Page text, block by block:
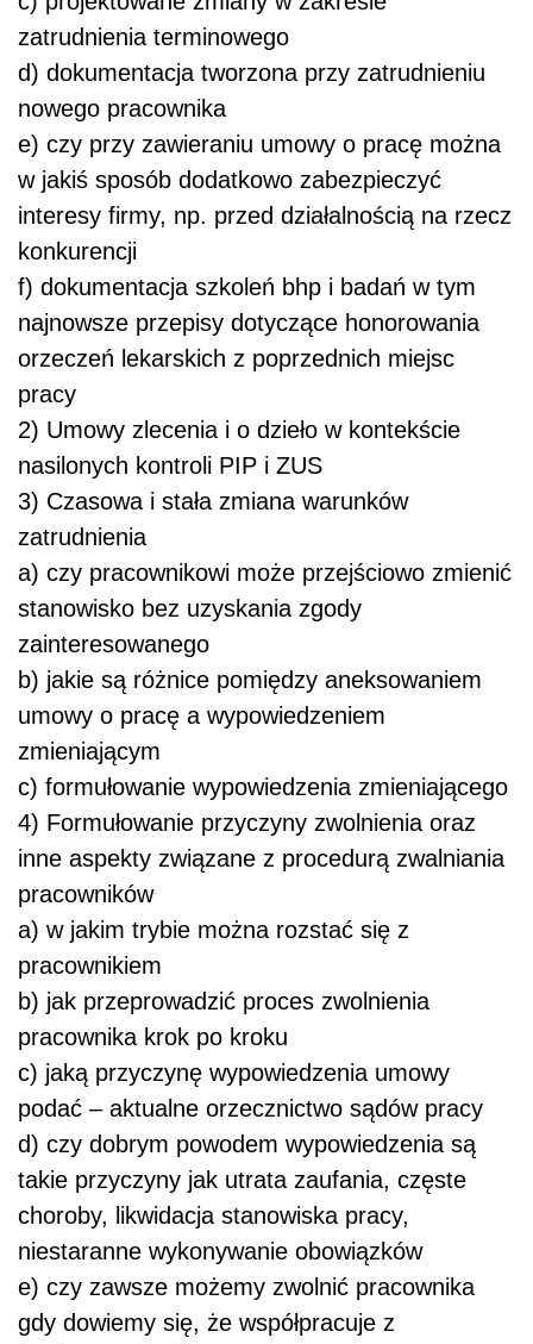
zatrudnienia terminowego
d) dokumentacja tworzona przy zatrudnieniu
nowego pracownika
e) czy przy zawieraniu umowy o pracę można
w jakiś sposób dodatkowo zabezpieczyć
interesy firmy, np. przed działalnością na rzecz
konkurencji
f) dokumentacja szkoleń bhp i badań w tym
najnowsze przepisy dotyczące honorowania
orzeczeń lekarskich z poprzednich miejsc
pracy
2) Umowy zlecenia i o dzieło w kontekście
nasilonych kontroli PIP i ZUS
3) Czasowa i stała zmiana warunków
zatrudnienia
a) czy pracownikowi może przejściowo zmienić
stanowisko bez uzyskania zgody
zainteresowanego
b) jakie są różnice pomiędzy aneksowaniem
umowy o pracę a wypowiedzeniem
zmieniającym
c) formułowanie wypowiedzenia zmieniającego
4) Formułowanie przyczyny zwolnienia oraz
inne aspekty związane z procedurą zwalniania
pracowników
a) w jakim trybie można rozstać się z
pracownikiem
b) jak przeprowadzić proces zwolnienia
pracownika krok po kroku
c) jaką przyczynę wypowiedzenia umowy
podać – aktualne orzecznictwo sądów pracy
d) czy dobrym powodem wypowiedzenia są
takie przyczyny jak utrata zaufania, częste
choroby, likwidacja stanowiska pracy,
niestaranne wykonywanie obowiązków
e) czy zawsze możemy zwolnić pracownika
gdy dowiemy się, że współpracuje z